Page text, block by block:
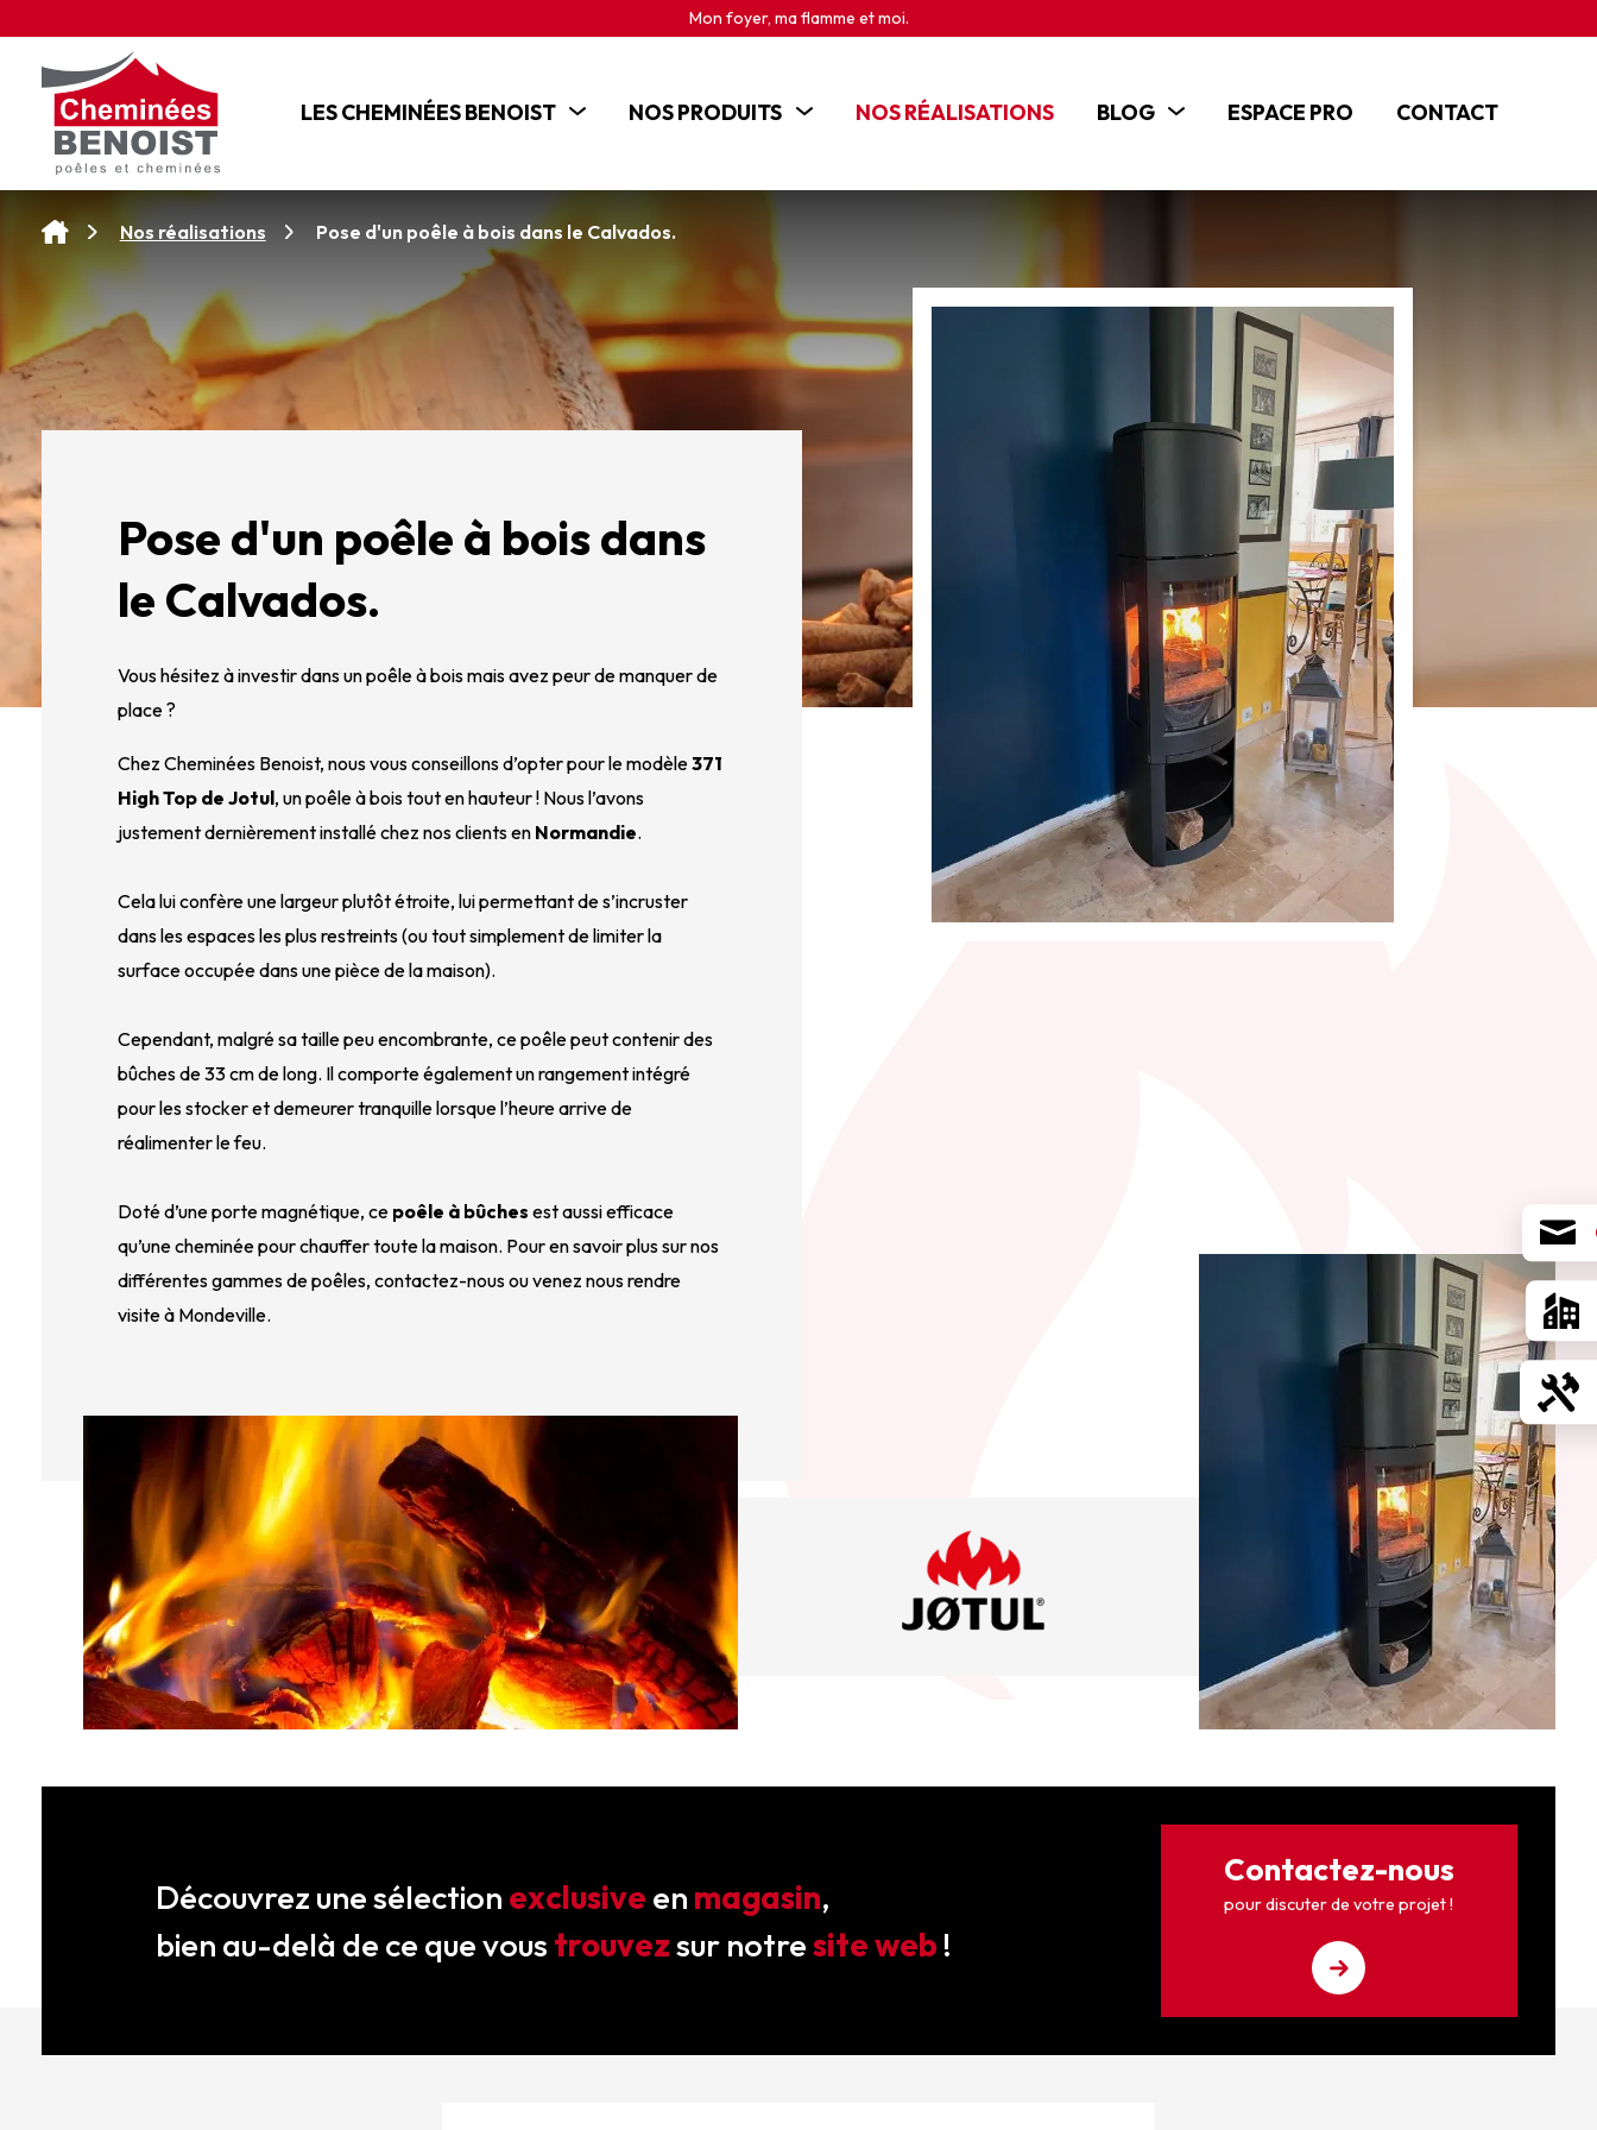
Mon foyer, ma flamme et moi.
LES CHEMINÉES BENOIST
NOS SERVICES
NOS PRODUITS
CUISINIÈRES BOIS
BRASEROS ET CHEMINÉES D'EXTÉRIEUR
NOS RÉALISATIONS BLOG ESPACE PRO CONTACT
Nos réalisations Pose d'un poêle à bois dans le Calvados.
Pose d'un poêle à bois dans
le Calvados.
Vous hésitez à investir dans un poêle à bois mais avez peur de manquer de
place ?
Chez Cheminées Benoist, nous vous conseillons d’opter pour le modèle 371
High Top de Jotul, un poêle à bois tout en hauteur ! Nous l’avons
justement dernièrement installé chez nos clients en Normandie.
Cela lui confère une largeur plutôt étroite, lui permettant de s’incruster
dans les espaces les plus restreints (ou tout simplement de limiter la
surface occupée dans une pièce de la maison).
Cependant, malgré sa taille peu encombrante, ce poêle peut contenir des
bûches de 33 cm de long. Il comporte également un rangement intégré
pour les stocker et demeurer tranquille lorsque l’heure arrive de
réalimenter le feu.
Doté d’une porte magnétique, ce poêle à bûches est aussi efficace
qu’une cheminée pour chauffer toute la maison. Pour en savoir plus sur nos
différentes gammes de poêles, contactez-nous ou venez nous rendre
visite à Mondeville.
Découvrez une sélection exclusive en magasin,
bien au-delà de ce que vous trouvezsur notresite web !
Contactez-nous
pour discuter de votre projet !